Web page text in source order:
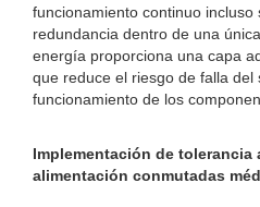
funcionamiento continuo
redundancia dentro de una
energía proporciona una capa
que reduce el riesgo de falla del
funcionamiento de los
Implementación de tolerancia
alimentación conmutadas